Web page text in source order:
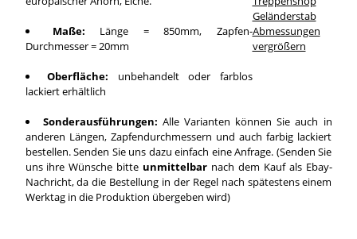
Maße: Länge = 850mm, Zapfen-
Durchmesser = 20mm
Oberfläche: unbehandelt oder farblos
lackiert erhältlich
vergrößern
Sonderausführungen: Alle Varianten können Sie auch in
anderen Längen, Zapfendurchmessern und auch farbig lackiert
bestellen. Senden Sie uns dazu einfach eine Anfrage. (Senden Sie
uns ihre Wünsche bitte unmittelbar nach dem Kauf als Ebay-
Nachricht, da die Bestellung in der Regel nach spätestens einem
Werktag in die Produktion übergeben wird)